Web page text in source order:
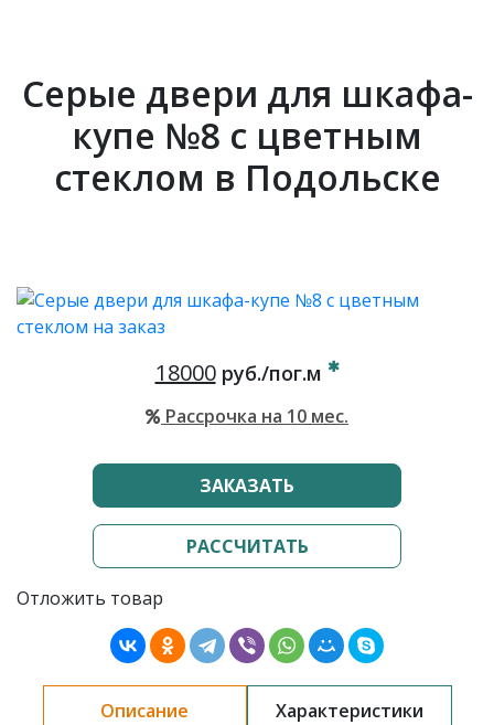
Серые двери для шкафа-
купе №8 с цветным
стеклом в Подольске
18000руб./пог.м
Рассрочка на 10 мес.
ЗАКАЗАТЬ
РАССЧИТАТЬ
Отложить товар
Описание Характеристики